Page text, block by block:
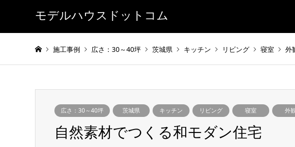
モデルハウスドットコム
施工事例 広さ：30～40坪 茨城県 キッチン リビング 寝室 外
広さ：30～40坪 茨城県 キッチン リビング 寝室 外
自然素材でつくる和モダン住宅